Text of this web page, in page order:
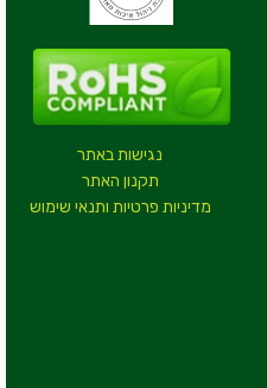
נגישות באתר
תקנון האתר
מדיניות פרטיות ותנאי שימוש